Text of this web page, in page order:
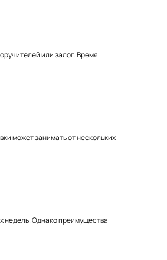
или залог. Время
может занимать от нескольких
недель. Однако преимущества